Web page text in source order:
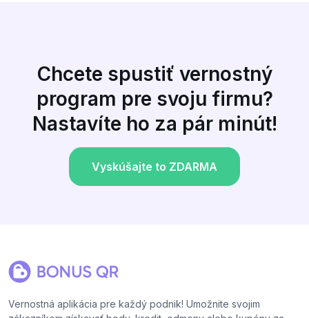
Chcete spustiť vernostný
program pre svoju firmu?
Nastavíte ho za pár minút!
Vyskúšajte to ZDARMA
Vernostná aplikácia pre každý podnik! Umožnite svojim